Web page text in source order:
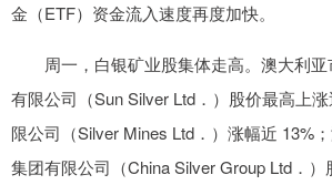
金（ETF）资金流入速度再度加快。
周一，白银矿业股集体走高。澳大利亚
有限公司（Sun Silver Ltd．）股价最高上
限公司（Silver Mines Ltd．）涨幅近 13%
集团有限公司（China Silver Group Ltd．